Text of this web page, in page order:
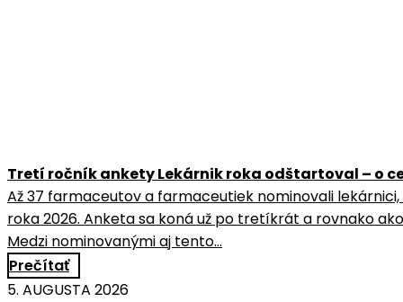
Tretí ročník ankety Lekárnik roka odštartoval – o
Až 37 farmaceutov a farmaceutiek nominovali
roka 2026. Anketa sa koná už po tretíkrát a rovnako
Medzi nominovanými aj tento…
Prečítať
5. AUGUSTA 2026